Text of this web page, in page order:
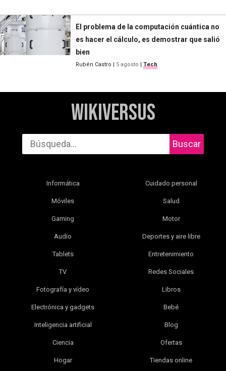
El problema de la computación cuántica no
es hacer el cálculo, es demostrar que salió
bien
Rubén Castro 5 agosto Tech
WikiVersus
Buscar
Informática
Móviles
Gaming
Audio
Tablets
TV
Fotografía y vídeo
Electrónica y gadgets
Inteligencia artificial
Ciencia
Hogar
Cuidado personal
Salud
Motor
Deportes y aire libre
Entretenimiento
Redes Sociales
Libros
Bebé
Blog
Ofertas
Tiendas online